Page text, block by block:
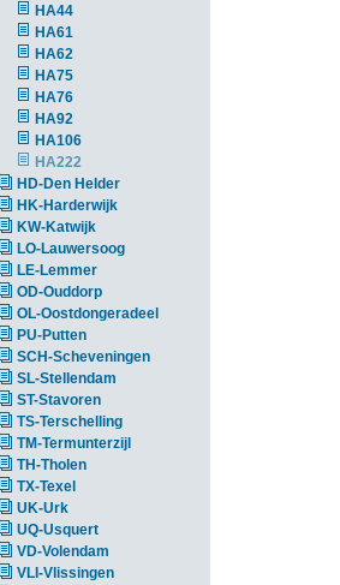
HA44
HA61
HA62
HA75
HA76
HA92
HA106
HA222
HD-Den Helder
HK-Harderwijk
KW-Katwijk
LO-Lauwersoog
LE-Lemmer
OD-Ouddorp
OL-Oostdongeradeel
PU-Putten
SCH-Scheveningen
SL-Stellendam
ST-Stavoren
TS-Terschelling
TM-Termunterzijl
TH-Tholen
TX-Texel
UK-Urk
UQ-Usquert
VD-Volendam
VLI-Vlissingen